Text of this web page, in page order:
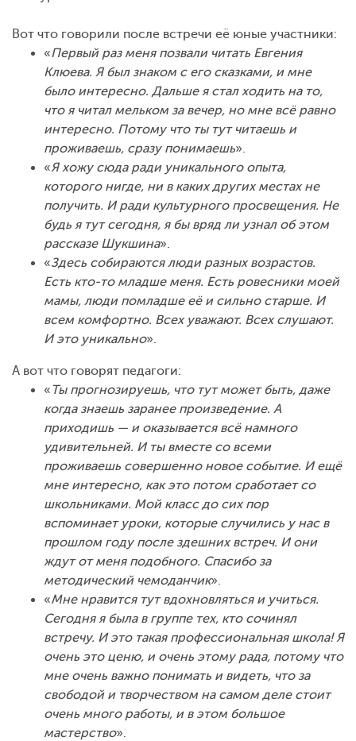
Вот что говорили после встречи её юные участники:
«Первый раз меня позвали читать Евгения
Клюева. Я был знаком с его сказками, и мне
было интересно. Дальше я стал ходить на то,
что я читал мельком за вечер, но мне всё равно
интересно. Потому что ты тут читаешь и
проживаешь, сразу понимаешь».
«Я хожу сюда ради уникального опыта,
которого нигде, ни в каких других местах не
получить. И ради культурного просвещения. Не
будь я тут сегодня, я бы вряд ли узнал об этом
рассказе Шукшина».
«Здесь собираются люди разных возрастов.
Есть кто-то младше меня. Есть ровесники моей
мамы, люди помладше её и сильно старше. И
всем комфортно. Всех уважают. Всех слушают.
И это уникально».
А вот что говорят педагоги:
« Ты прогнозируешь, что тут может быть, даже
когда знаешь заранее произведение. А
приходишь — и оказывается всё намного
удивительней. И ты вместе со всеми
проживаешь совершенно новое событие. И ещё
мне интересно, как это потом сработает со
школьниками. Мой класс до сих пор
вспоминает уроки, которые случились у нас в
прошлом году после здешних встреч. И они
ждут от меня подобного. Спасибо за
методический чемоданчик».
«Мне нравится тут вдохновляться и учиться.
Сегодня я была в группе тех, кто сочинял
встречу. И это такая профессиональная школа! Я
очень это ценю, и очень этому рада, потому что
мне очень важно понимать и видеть, что за
свободой и творчеством на самом деле стоит
очень много работы, и в этом большое
мастерство».